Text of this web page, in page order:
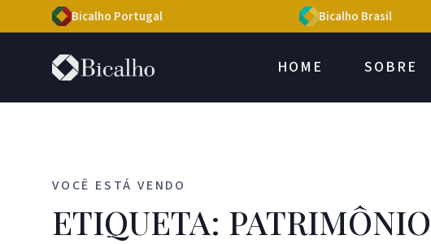
Bicalho Portugal Bicalho Brasil
HOME SOBRE
VOCÊ ESTÁ VENDO
ETIQUETA: PATRIMÔNIO